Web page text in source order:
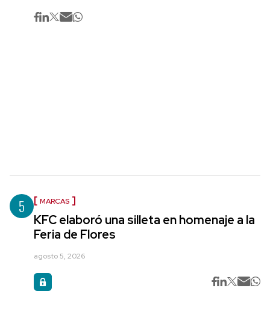
5 MARCAS
KFC elaboró una silleta en homenaje a la
Feria de Flores
agosto 5, 2026